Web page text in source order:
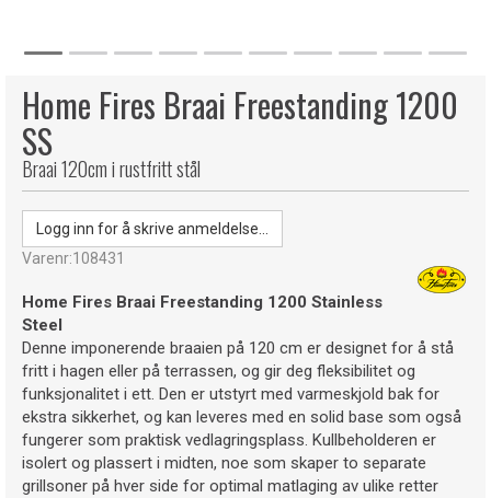
Home Fires Braai Freestanding 1200
SS
Braai 120cm i rustfritt stål
Logg inn for å skrive anmeldelse...
Varenr:108431
Home Fires Braai Freestanding 1200 Stainless
Steel
Denne imponerende braaien på 120 cm er designet for å stå
fritt i hagen eller på terrassen, og gir deg fleksibilitet og
funksjonalitet i ett. Den er utstyrt med varmeskjold bak for
ekstra sikkerhet, og kan leveres med en solid base som også
fungerer som praktisk vedlagringsplass. Kullbeholderen er
isolert og plassert i midten, noe som skaper to separate
grillsoner på hver side for optimal matlaging av ulike retter